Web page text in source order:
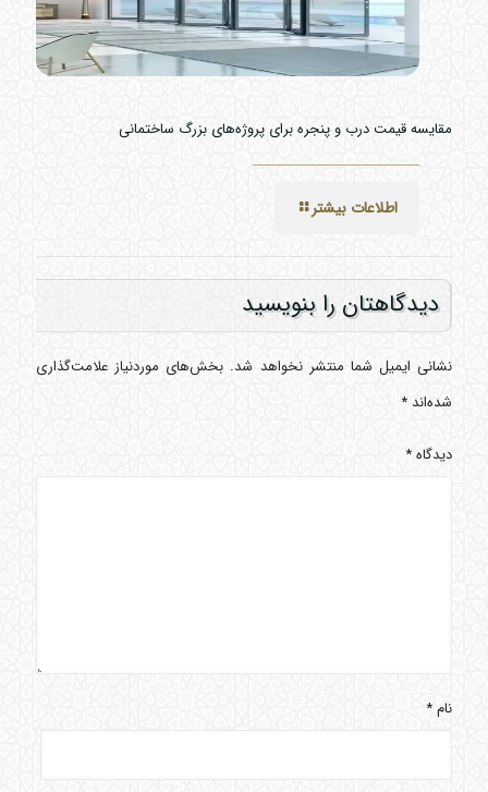
مقایسه قیمت درب و پنجره برای پروژه‌های بزرگ ساختمانی
اطلاعات بیشتر
دیدگاهتان را بنویسید
نشانی ایمیل شما منتشر نخواهد شد. بخش‌های موردنیاز علامت‌گذاری
شده‌اند*
دیدگاه*
نام*